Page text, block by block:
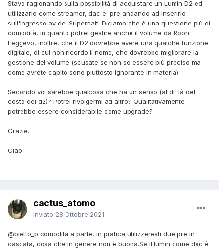
Stavo ragionando sulla possibilità di acquistare un Lumin D2 ed
utilizzarlo come streamer, dac e pre andando ad inserirlo
sull'ingresso av del Supernait. Diciamo che è una questione più di
comodità, in quanto potrei gestire anche il volume da Roon.
Leggevo, inoltre, che il D2 dovrebbe avere una qualche funzione
digitale, di cui non ricordo il nome, che dovrebbe migliorare la
gestione del volume (scusate se non so essere più preciso ma
come avrete capito sono piuttosto ignorante in materia).
Secondo voi sarebbe qualcosa che ha un senso (al di là del
costo del d2)? Potrei rivolgermi ad altro? Qualitativamente
potrebbe essere considerabile come upgrade?
Grazie.
Ciao
cactus_atomo
Inviato 28 Ottobre 2021
@bietto_p comodità a parte, in pratica utilizzeresti due pre in
cascata, cosa che in genere non è buona.Se il lumin come dac è